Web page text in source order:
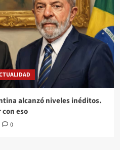
alcanzó niveles inéditos.
eso
0